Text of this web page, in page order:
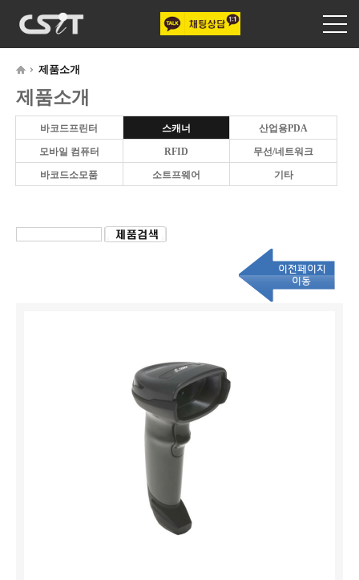
제품소개
제품소개
바코드프린터 스캐너 산업용PDA
모바일 컴퓨터 RFID 무선/네트워크
바코드소모품 소트프웨어 기타